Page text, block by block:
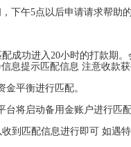
下午5点以后申请请求帮助
成功进入20小时的打款期
息提示匹配信息 注意收款
金平衡进行匹配。
台将启动备用金账户进行匹
到匹配信息进行即可 如遇